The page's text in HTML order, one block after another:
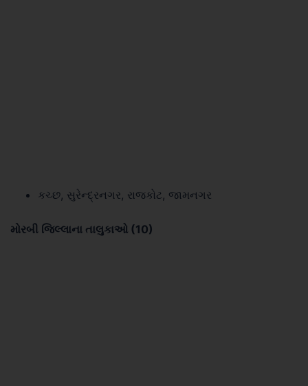
કચ્છ, સુરેન્દ્રનગર, રાજકોટ, જામનગર
મોરબી જિલ્લાના તાલુકાઓ (10)